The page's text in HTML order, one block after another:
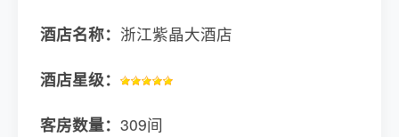
酒店名称： 浙江紫晶大酒店
酒店星级：
客房数量： 309间